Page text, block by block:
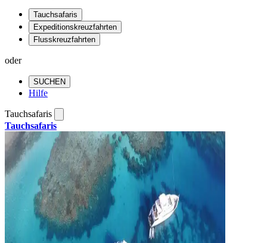
Tauchsafaris
Expeditionskreuzfahrten
Flusskreuzfahrten
oder
SUCHEN
Hilfe
Tauchsafaris
Tauchsafaris